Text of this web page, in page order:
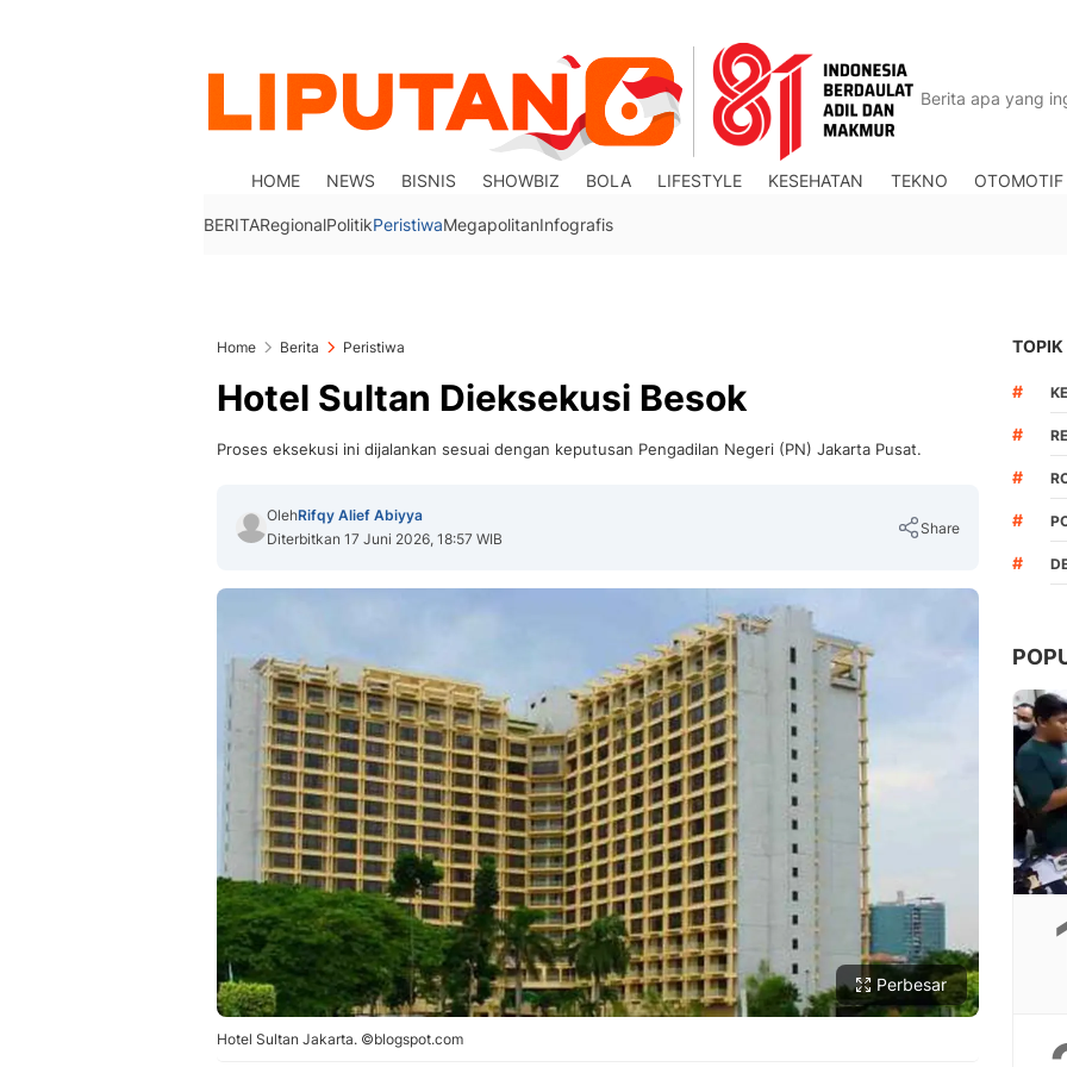
HOME NEWS BISNIS SHOWBIZ BOLA LIFESTYLE KESEHATAN TEKNO OTOMOTIF
BERITARegionalPolitikPeristiwaMegapolitanInfografis
Home Berita Peristiwa
Hotel Sultan Dieksekusi Besok
Proses eksekusi ini dijalankan sesuai dengan keputusan Pengadilan Negeri (PN) Jakarta Pusat.
OlehRifqy Alief Abiyya
Diterbitkan 17 Juni 2026, 18:57 WIB
Share
Perbesar
Hotel Sultan Jakarta. ©blogspot.com
TOPIK
#
#
#
#
#